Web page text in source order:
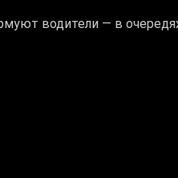
водители — в